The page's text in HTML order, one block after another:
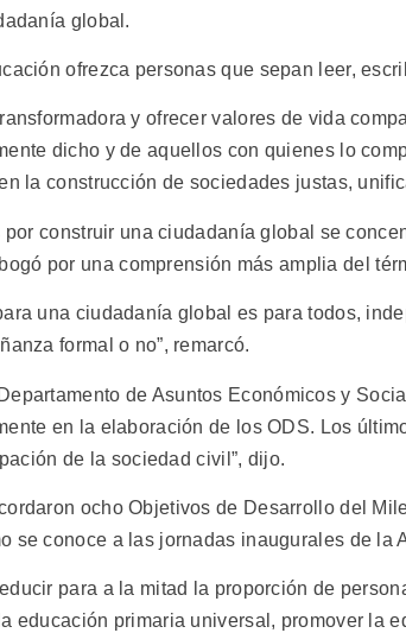
global.
ofrezca personas que sepan leer,
y ofrecer valores de vida
dicho y de aquellos con quienes lo
la construcción de sociedades justas,
construir una ciudadanía global se
por una comprensión más amplia del
una ciudadanía global es para todos,
formal o no”, remarcó.
de Asuntos Económicos y
en la elaboración de los ODS. Los
de la sociedad civil”, dijo.
ocho Objetivos de Desarrollo del
se conoce a las jornadas inaugurales de la
para a la mitad la proporción de
educación primaria universal, promover la